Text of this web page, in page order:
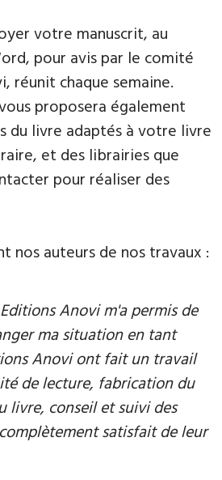
votre manuscrit, au
pour avis par le comité
réunit chaque semaine.
proposera également
du livre adaptés à votre livre
et des librairies que
pour réaliser des
nos auteurs de nos travaux :
Anovi m'a permis de
ma situation en tant
Anovi ont fait un travail
de lecture, fabrication du
livre, conseil et suivi des
satisfait de leur